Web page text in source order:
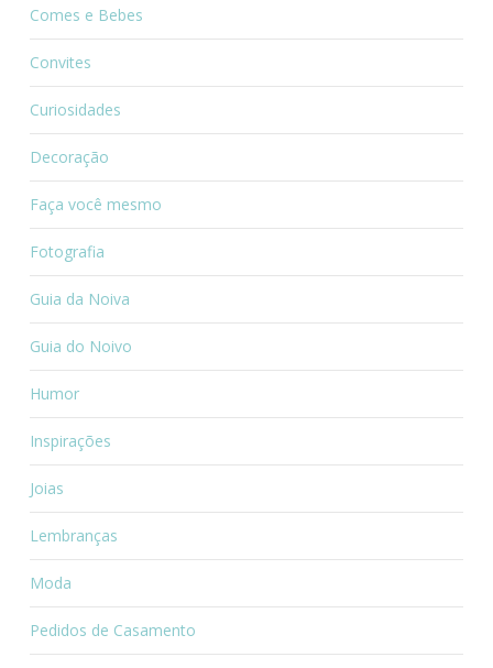
Comes e Bebes
Convites
Curiosidades
Decoração
Faça você mesmo
Fotografia
Guia da Noiva
Guia do Noivo
Humor
Inspirações
Joias
Lembranças
Moda
Pedidos de Casamento